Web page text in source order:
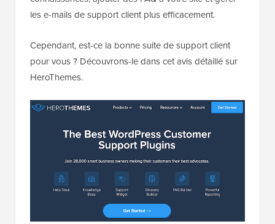
les e-mails de support client plus efficacement.
Cependant, est-ce la bonne suite de support client
pour vous ? Découvrons-le dans cet avis détaillé sur
HeroThemes.